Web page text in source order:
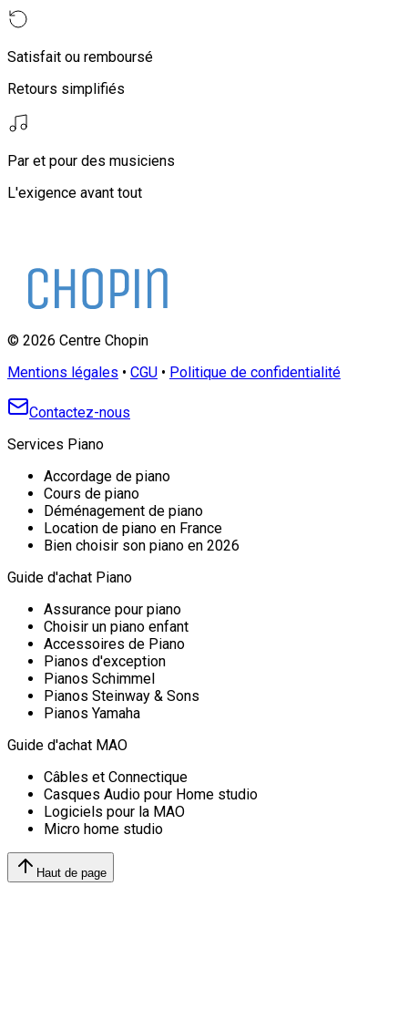
Satisfait ou remboursé
Retours simplifiés
Par et pour des musiciens
L'exigence avant tout
© 2026 Centre Chopin
Mentions légales • CGU • Politique de confidentialité
Contactez-nous
Services Piano
Accordage de piano
Cours de piano
Déménagement de piano
Location de piano en France
Bien choisir son piano en 2026
Guide d'achat Piano
Assurance pour piano
Choisir un piano enfant
Accessoires de Piano
Pianos d'exception
Pianos Schimmel
Pianos Steinway & Sons
Pianos Yamaha
Guide d'achat MAO
Câbles et Connectique
Casques Audio pour Home studio
Logiciels pour la MAO
Micro home studio
Haut de page